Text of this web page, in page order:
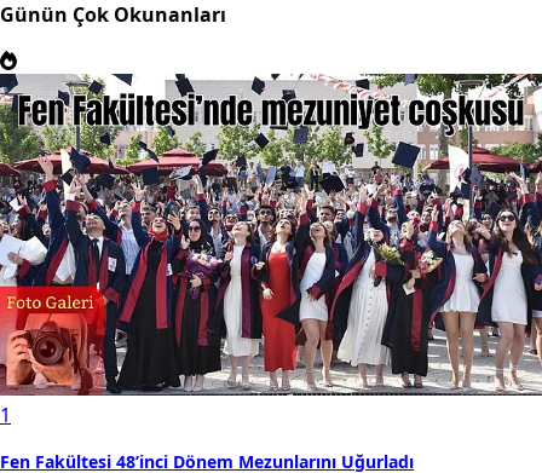
Günün Çok Okunanları
1
Fen Fakültesi 48’inci Dönem Mezunlarını Uğurladı